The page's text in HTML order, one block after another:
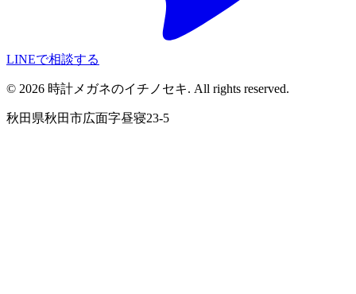
LINEで相談する
© 2026 時計メガネのイチノセキ. All rights reserved.
秋田県秋田市広面字昼寝23-5